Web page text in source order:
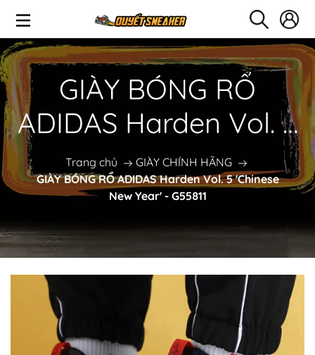
GIÀY BÓNG RỔ
ADIDAS Harden Vol. 5
'Chinese New Year' -
G55811
Trang chủ
GIÀY CHÍNH HÃNG
GIÀY BÓNG RỔ ADIDAS Harden Vol. 5 'Chinese
New Year' - G55811